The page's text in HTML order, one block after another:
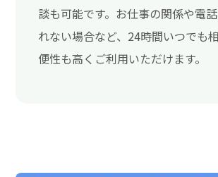
談も可能です。お仕事の関係や電
れない場合など、24時間いつでも
便性も高くご利用いただけます。